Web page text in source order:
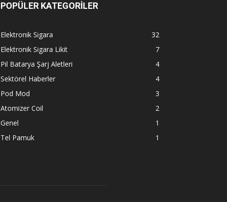
POPÜLER KATEGORİLER
Elektronik Sigara
32
Elektronik Sigara Likit
7
Pil Batarya Şarj Aletleri
4
Sektörel Haberler
4
Pod Mod
3
Atomizer Coil
2
Genel
1
Tel Pamuk
1